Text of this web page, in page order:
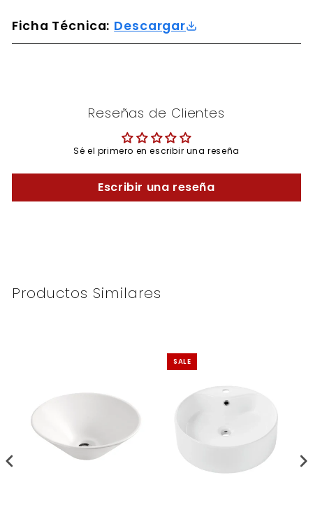
Ficha Técnica: Descargar
Reseñas de Clientes
Sé el primero en escribir una reseña
Escribir una reseña
Productos Similares
SALE